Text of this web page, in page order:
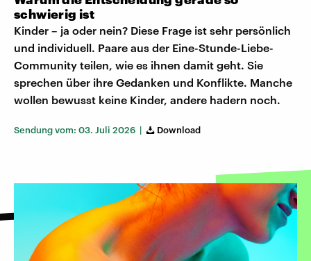
schwierig ist
Kinder – ja oder nein? Diese Frage ist sehr persönlich
und individuell. Paare aus der Eine-Stunde-Liebe-
Community teilen, wie es ihnen damit geht. Sie
sprechen über ihre Gedanken und Konflikte. Manche
wollen bewusst keine Kinder, andere hadern noch.
Sendung vom: 03. Juli 2026 | Download